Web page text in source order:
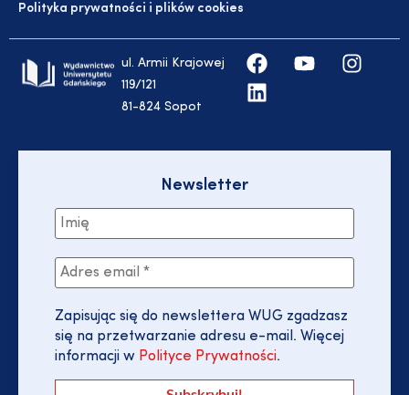
Polityka prywatności i plików cookies
ul. Armii Krajowej
119/121
81-824 Sopot
Newsletter
Zapisując się do newslettera WUG zgadzasz
się na przetwarzanie adresu e-mail. Więcej
informacji w Polityce Prywatności.